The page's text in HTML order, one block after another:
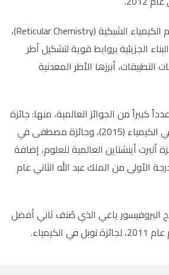
يُعرف ياغي بتأسيسه علم الكيمياء الشبكية (Reticular Chemistry)،
الجزيئية بروابط قوية لتشكيل أطر
أبرزها الأطر المعدنية
كبيراً من الجوائز العالمية، منها: جائزة
الملك فيصل العالمية في الكيمياء (2015)، وجائزة مصطفى في
ألبرت أينشتاين العالمية للعلوم، إضافة
الأولى من الملك عبد الله الثاني عام
تم ترشيح البروفيسور ياغي الذي صُنف ثاني أفضل